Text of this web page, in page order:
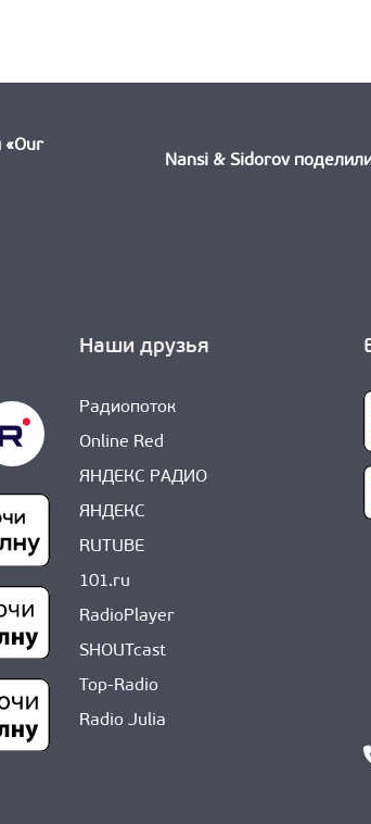
«Our
Nansi & Sidorov
Наши друзья
Радиопоток
Online Red
ЯНДЕКС РАДИО
ЯНДЕКС
RUTUBE
101.ru
RadioPlayer
SHOUTcast
Top-Radio
Radio Julia